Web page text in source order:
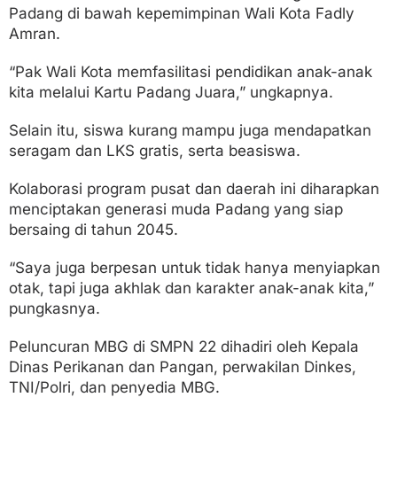
Padang di bawah kepemimpinan Wali Kota Fadly
Amran.
“Pak Wali Kota memfasilitasi pendidikan anak-anak
kita melalui Kartu Padang Juara,” ungkapnya.
Selain itu, siswa kurang mampu juga mendapatkan
seragam dan LKS gratis, serta beasiswa.
Kolaborasi program pusat dan daerah ini diharapkan
menciptakan generasi muda Padang yang siap
bersaing di tahun 2045.
“Saya juga berpesan untuk tidak hanya menyiapkan
otak, tapi juga akhlak dan karakter anak-anak kita,”
pungkasnya.
Peluncuran MBG di SMPN 22 dihadiri oleh Kepala
Dinas Perikanan dan Pangan, perwakilan Dinkes,
TNI/Polri, dan penyedia MBG.